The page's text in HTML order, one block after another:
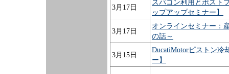
3月17日
スパコン利用とポスト
ップアップセミナー】
3月17日
オンラインセミナー：
の話～
3月15日
DucatiMotorピストン冷
ー】